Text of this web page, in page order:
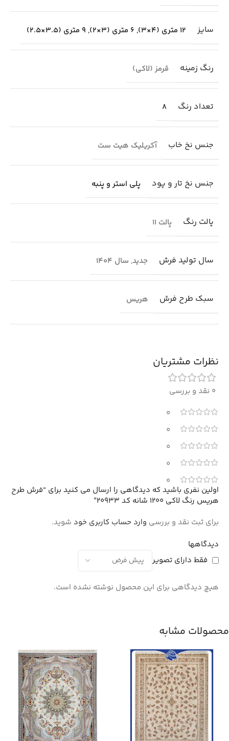
سایز 12 متری (4×3) , 6 متری (3×2) , 9 متری (3.5×2.5)
رنگ زمینه قرمز (لاکی)
تعداد رنگ 8
جنس نخ خاب آکریلیک هیت ست
جنس نخ تار و پود پلی استر و پنبه
پالت رنگ پالت 11
سال تولید فرش جدید, سال 1404
سبک طرح فرش هریس
نظرات مشتریان
0 نقد و بررسی
0
0
0
0
0
دیدگاهها
فقط دارای تصویر
هیچ دیدگاهی برای این محصول نوشته نشده است.
اولین نفری باشید که دیدگاهی را ارسال می کنید برای “فرش طرح
هریس رنگ لاکی 1200 شانه کد 20933”
برای ثبت نقد و بررسی وارد حساب کاربری خود شوید.
محصولات مشابه